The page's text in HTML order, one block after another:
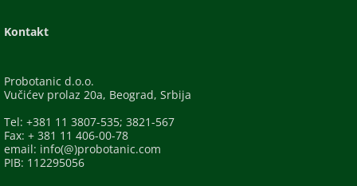
Kontakt
Probotanic d.o.o.
Vučićev prolaz 20a, Beograd, Srbija
Tel: +381 11 3807-535; 3821-567
Fax: + 381 11 406-00-78
email: info(@)probotanic.com
PIB: 112295056